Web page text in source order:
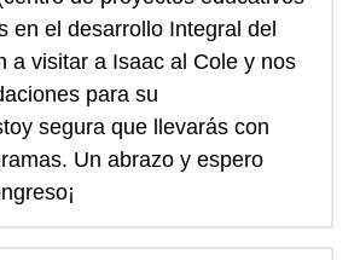
en el desarrollo Integral del
a visitar a Isaac al Cole y nos
para su
segura que llevarás con
Un abrazo y espero